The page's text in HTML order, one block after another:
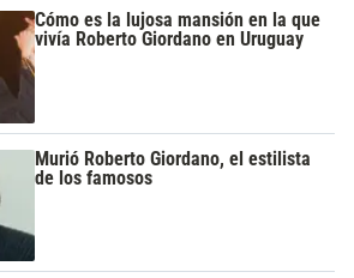
Cómo es la lujosa mansión en la que
vivía Roberto Giordano en Uruguay
Murió Roberto Giordano, el estilista
de los famosos